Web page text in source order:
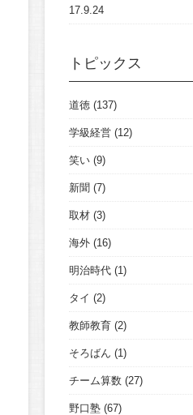
17.9.24
トピックス
道徳 (137)
学級経営 (12)
笑い (9)
新聞 (7)
取材 (3)
海外 (16)
明治時代 (1)
タイ (2)
教師教育 (2)
そろばん (1)
チーム算数 (27)
野口塾 (67)